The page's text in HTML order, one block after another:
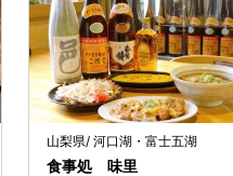
山梨県/ 河口湖・富士五湖
食事処 味里